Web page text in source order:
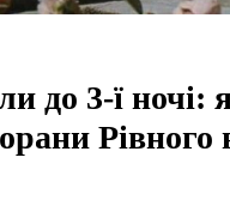
до 3-ї ночі:
Рівного